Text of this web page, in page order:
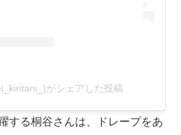
がシェアした投稿
する桐谷さんは、ドレープをあ